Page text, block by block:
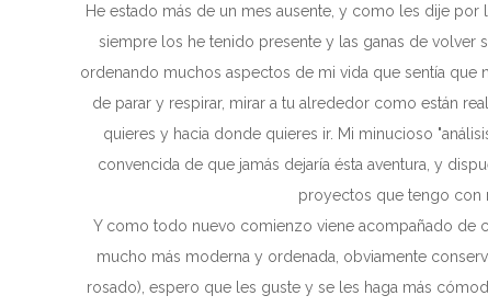
He estado más de un mes ausente, y como les dije por
siempre los he tenido presente y las ganas de volver
ordenando muchos aspectos de mi vida que sentía que
de parar y respirar, mirar a tu alrededor como están
quieres y hacia donde quieres ir. Mi minucioso
convencida de que jamás dejaría ésta aventura, y
proyectos que tengo con
Y como todo nuevo comienzo viene acompañado de
mucho más moderna y ordenada, obviamente
rosado), espero que les guste y se les haga más